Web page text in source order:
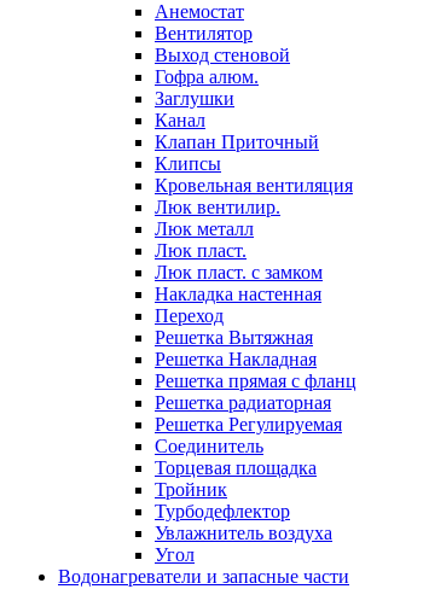
Анемостат
Вентилятор
Выход стеновой
Гофра алюм.
Заглушки
Канал
Клапан Приточный
Клипсы
Кровельная вентиляция
Люк вентилир.
Люк металл
Люк пласт.
Люк пласт. с замком
Накладка настенная
Переход
Решетка Вытяжная
Решетка Накладная
Решетка прямая с фланц
Решетка радиаторная
Решетка Регулируемая
Соединитель
Торцевая площадка
Тройник
Турбодефлектор
Увлажнитель воздуха
Угол
Водонагреватели и запасные части